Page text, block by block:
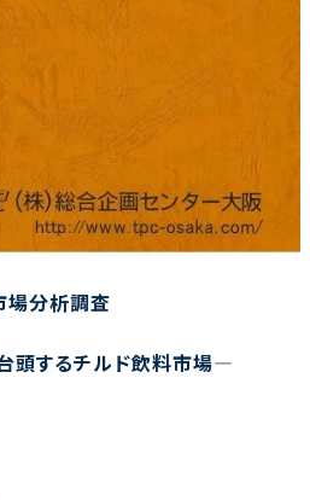
分析調査
頭するチルド飲料市場―